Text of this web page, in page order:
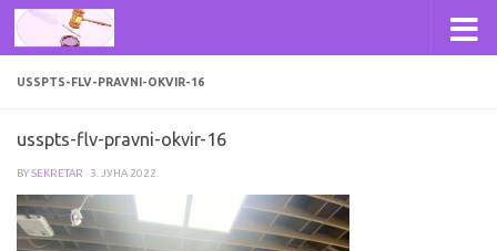
Skip to content
USSPTS-FLV-PRAVNI-OKVIR-16
usspts-flv-pravni-okvir-16
BYSEKRETAR · 3. ЈУНА 2022.